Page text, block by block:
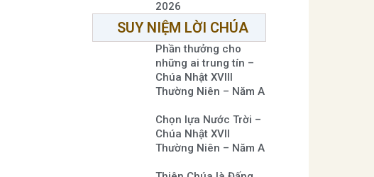
2026
SUY NIỆM LỜI CHÚA
Phần thưởng cho
những ai trung tín –
Chúa Nhật XVIII
Thường Niên – Năm A
Chọn lựa Nước Trời –
Chúa Nhật XVII
Thường Niên – Năm A